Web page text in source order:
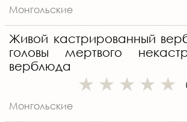
Монгольские
Живой кастрированный
головы мертвого
верблюда
Монгольские